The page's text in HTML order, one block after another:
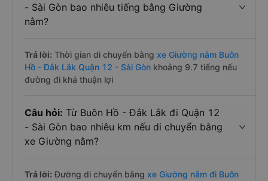
- Sài Gòn bao nhiêu tiếng bằng Giường
nằm?
Trả lời: Thời gian di chuyển bằng xe Giường nằm Buôn
Hồ - Đắk Lắk Quận 12 - Sài Gòn khoảng 9.7 tiếng nếu
đường đi khá thuận lợi
Câu hỏi: Từ Buôn Hồ - Đắk Lắk đi Quận 12
- Sài Gòn bao nhiêu km nếu di chuyển bằng
xe Giường nằm?
Trả lời: Đường di chuyển bằng xe Giường nằm đi Buôn